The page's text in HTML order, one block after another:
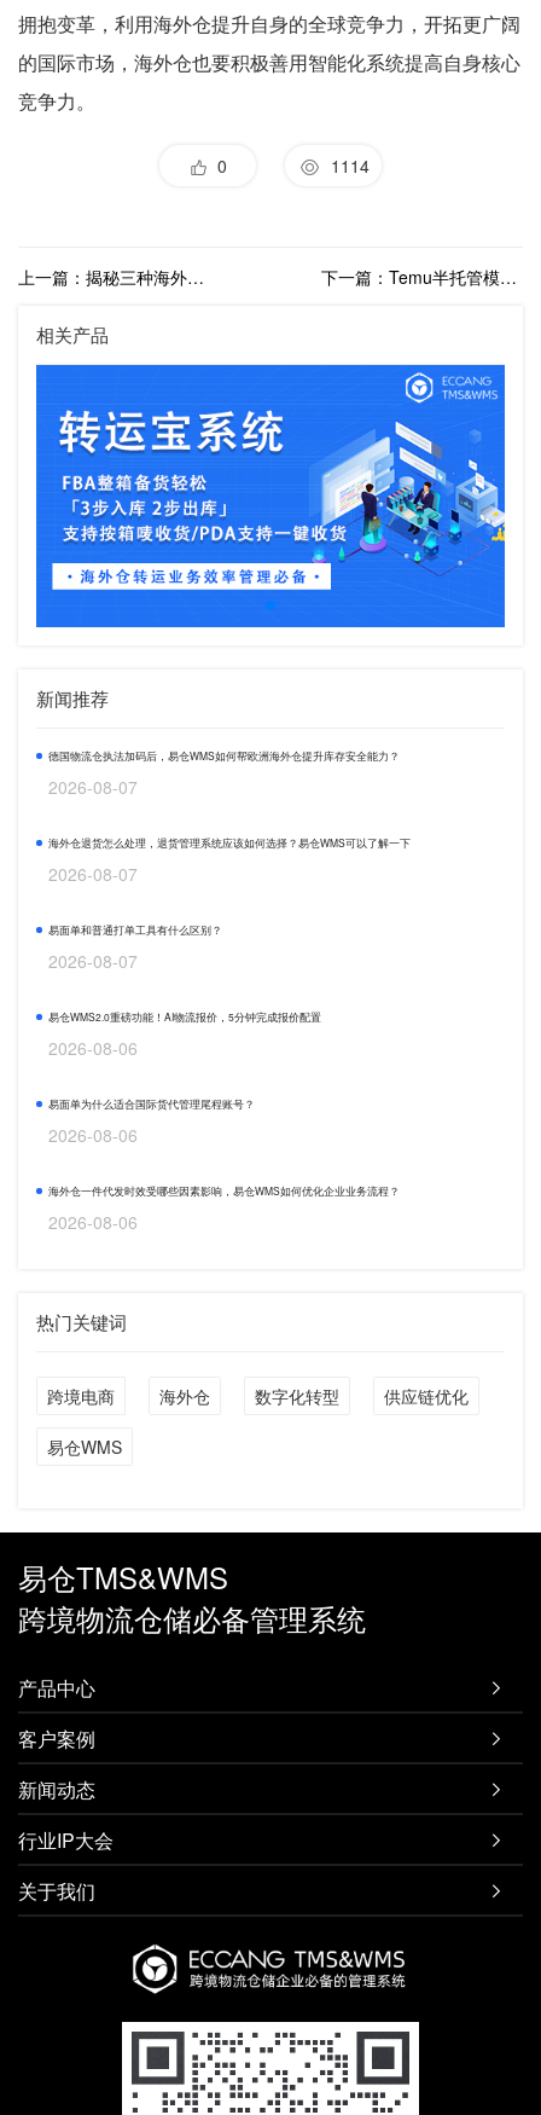
拥抱变革，利用海外仓提升自身的全球竞争力，开拓更广阔
的国际市场，海外仓也要积极善用智能化系统提高自身核心
竞争力。
0 1114
上一篇：揭秘三种海外仓模式，打造高效供应链 下一篇：Temu半托管模式下海外仓的战略价值与商家应对策略
相关产品
新闻推荐
德国物流仓执法加码后，易仓WMS如何帮欧洲海外仓提升库存安全能力？
2026-08-07
海外仓退货怎么处理，退货管理系统应该如何选择？易仓WMS可以了解一下
2026-08-07
易面单和普通打单工具有什么区别？
2026-08-07
易仓WMS2.0重磅功能！AI物流报价，5分钟完成报价配置
2026-08-06
易面单为什么适合国际货代管理尾程账号？
2026-08-06
海外仓一件代发时效受哪些因素影响，易仓WMS如何优化企业业务流程？
2026-08-06
热门关键词
跨境电商 海外仓 数字化转型 供应链优化
易仓WMS
易仓TMS&WMS
跨境物流仓储必备管理系统
产品中心 
客户案例 
新闻动态 
行业IP大会 
关于我们 